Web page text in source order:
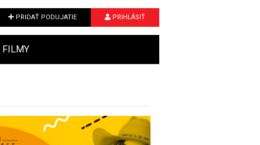
PRIDAŤ PODUJATIE PRIHLÁSIŤ
FILMY